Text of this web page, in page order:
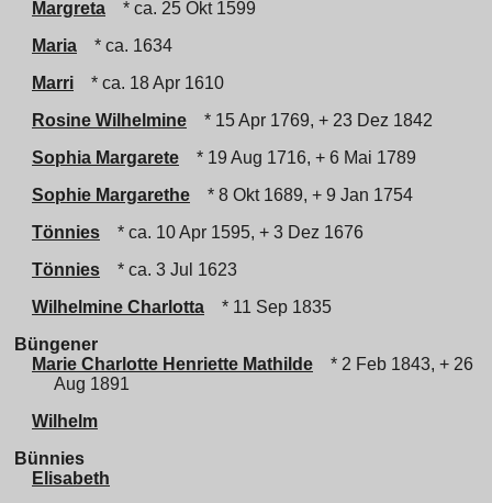
Margreta
* ca. 25 Okt 1599
Maria
* ca. 1634
Marri
* ca. 18 Apr 1610
Rosine Wilhelmine
* 15 Apr 1769, + 23 Dez 1842
Sophia Margarete
* 19 Aug 1716, + 6 Mai 1789
Sophie Margarethe
* 8 Okt 1689, + 9 Jan 1754
Tönnies
* ca. 10 Apr 1595, + 3 Dez 1676
Tönnies
* ca. 3 Jul 1623
Wilhelmine Charlotta
* 11 Sep 1835
Büngener
Marie Charlotte Henriette Mathilde
* 2 Feb 1843, + 26
Aug 1891
Wilhelm
Bünnies
Elisabeth